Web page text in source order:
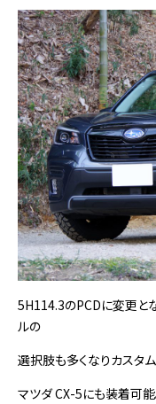
5H114.3のPCDに変更と
ルの
選択肢も多くなりカスタ
マツダ CX-5にも装着可能